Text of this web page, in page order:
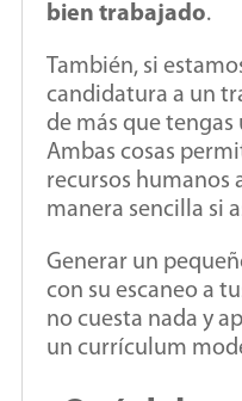
bien trabajado.
También, si
candidatura a un
de más que tengas
Ambas cosas
recursos
manera sencilla si
Generar un
con su escaneo a
no cuesta nada y
un currículum